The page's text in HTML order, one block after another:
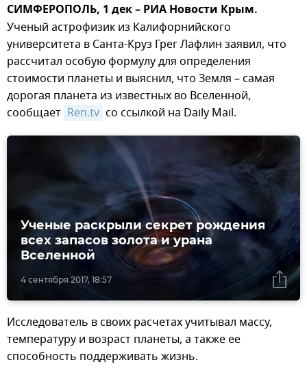
СИМФЕРОПОЛЬ, 1 дек – РИА Новости Крым.
Ученый астрофизик из Калифорнийского
университета в Санта-Круз Грег Лафлин заявил, что
рассчитал особую формулу для определения
стоимости планеты и выяснил, что Земля – самая
дорогая планета из известных во Вселенной,
сообщает Ren.tv со ссылкой на Daily Mail.
4 сентября 2017, 18:57
Ученые раскрыли секрет рождения
всех запасов золота и урана
Вселенной
Исследователь в своих расчетах учитывал массу,
температуру и возраст планеты, а также ее
способность поддерживать жизнь.